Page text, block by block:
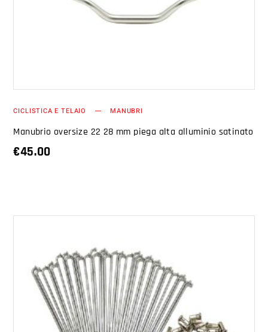
CICLISTICA E TELAIO MANUBRI
Manubrio oversize 22 28 mm piega alta alluminio satinato
€45.00
AGGIUNGI AL CARRELLO